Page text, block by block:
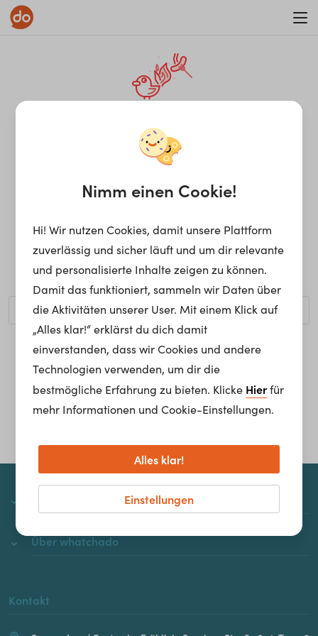
¡Ay, caramba! Seite nicht
gefunden.
Ups, die gewünschte Seite kann nicht gefunden werden.
Möchtest du nach einem bestimmten Begriff suchen?
Homepage
Über whatchado
Kontakt
Nimm einen Cookie!
Hi! Wir nutzen Cookies, damit unsere Plattform
zuverlässig und sicher läuft und um dir relevante
und personalisierte Inhalte zeigen zu können.
Damit das funktioniert, sammeln wir Daten über
die Aktivitäten unserer User. Mit einem Klick auf
„Alles klar!“ erklärst du dich damit
einverstanden, dass wir Cookies und andere
Technologien verwenden, um dir die
bestmögliche Erfahrung zu bieten. Klicke Hierfür
mehr Informationen und Cookie-Einstellungen.
Einstellungen
Alles klar!